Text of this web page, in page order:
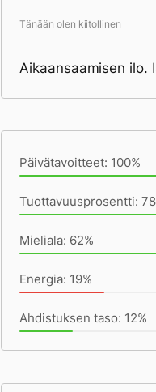
Tänään olen kiitollinen
Aikaansaamisen ilo.
Päivätavoitteet: 100%
Tuottavuusprosentti:
Mieliala: 62%
Energia: 19%
Ahdistuksen taso: 12%